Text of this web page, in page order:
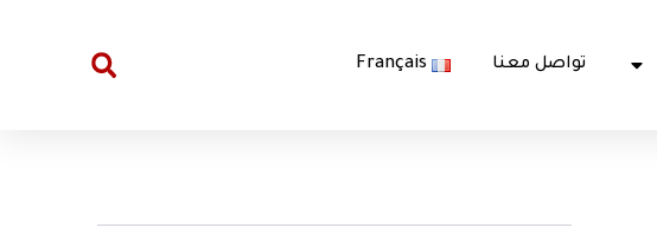
تواصل معنا Français